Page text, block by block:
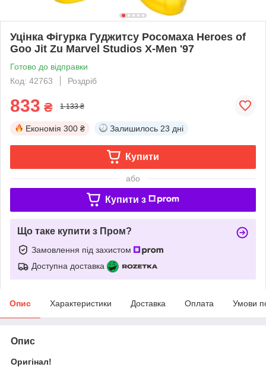
Уцінка Фігурка Гуджитсу Росомаха Heroes of
Goo Jit Zu Marvel Studios X-Men '97
Готово до відправки
Код: 42763
Роздріб
833 ₴ 1 133 ₴
Економія 300 ₴ Залишилось 23 дні
Купити
або
Купити з
Що таке купити з Пром?
Замовлення під захистом
Доступна доставка
Опис Характеристики Доставка Оплата Умови
Опис
Оригінал!